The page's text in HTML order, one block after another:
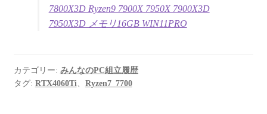
7800X3D Ryzen9 7900X 7950X 7900X3D
7950X3D メモリ16GB WIN11PRO
カテゴリー: みんなのPC組立履歴
タグ: RTX4060Ti Ryzen7_7700